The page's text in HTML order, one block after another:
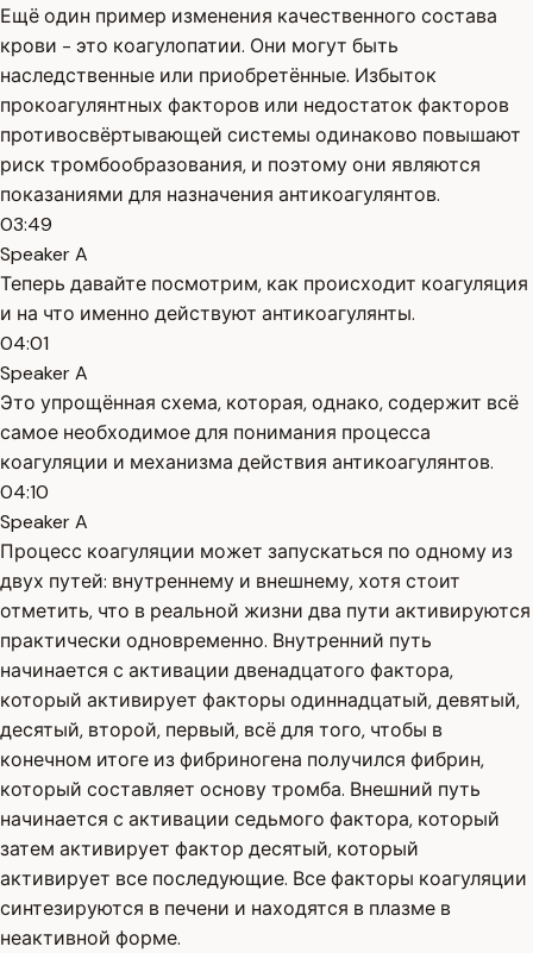
Ещё один пример изменения качественного состава
крови - это коагулопатии. Они могут быть
наследственные или приобретённые. Избыток
прокоагулянтных факторов или недостаток факторов
противосвёртывающей системы одинаково повышают
риск тромбообразования, и поэтому они являются
показаниями для назначения антикоагулянтов.
03:49
Speaker A
Теперь давайте посмотрим, как происходит коагуляция
и на что именно действуют антикоагулянты.
04:01
Speaker A
Это упрощённая схема, которая, однако, содержит всё
самое необходимое для понимания процесса
коагуляции и механизма действия антикоагулянтов.
04:10
Speaker A
Процесс коагуляции может запускаться по одному из
двух путей: внутреннему и внешнему, хотя стоит
отметить, что в реальной жизни два пути активируются
практически одновременно. Внутренний путь
начинается с активации двенадцатого фактора,
который активирует факторы одиннадцатый, девятый,
десятый, второй, первый, всё для того, чтобы в
конечном итоге из фибриногена получился фибрин,
который составляет основу тромба. Внешний путь
начинается с активации седьмого фактора, который
затем активирует фактор десятый, который
активирует все последующие. Все факторы коагуляции
синтезируются в печени и находятся в плазме в
неактивной форме.